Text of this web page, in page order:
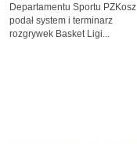
Departamentu Sportu PZKosz
podał system i terminarz
rozgrywek Basket Ligi...